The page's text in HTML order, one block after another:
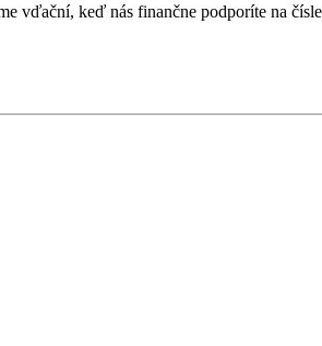
vďační, keď nás finančne podporíte na